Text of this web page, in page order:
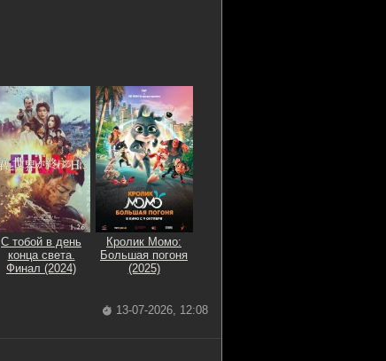
С тобой в день
конца света.
Финал (2024)
Кролик Момо:
Большая погоня
(2025)
13-07-2026, 12:08